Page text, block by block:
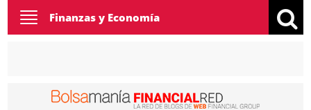
Toggle
navigation
Finanzas y Economía